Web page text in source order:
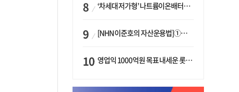
‘차세대 저가형’ 나트륨이온배터리 시대 오나…LG화학·에코프로, 상용화 속도낸다
[NHN 이준호의 자산운용법]①이니시오·JLC ‘부동산’-JLC파트너스 ‘투자’…“부동산 담보대출로 투자재원 확보”
영업익 1000억원 목표 내세운 롯데마트…하반기 ‘오카도’ 시험대